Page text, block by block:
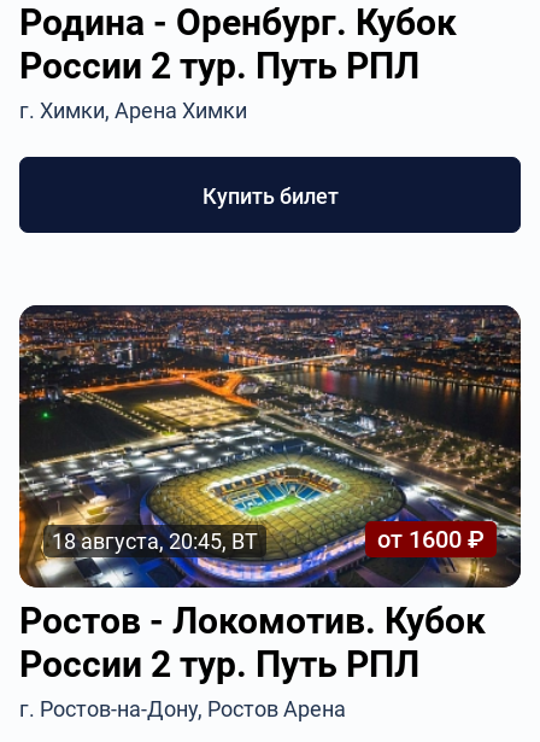
Родина - Оренбург. Кубок
России 2 тур. Путь РПЛ
г. Химки, Арена Химки
Купить билет
18 августа, 20:45, ВТ от 1600 ₽
Ростов - Локомотив. Кубок
России 2 тур. Путь РПЛ
г. Ростов-на-Дону, Ростов Арена